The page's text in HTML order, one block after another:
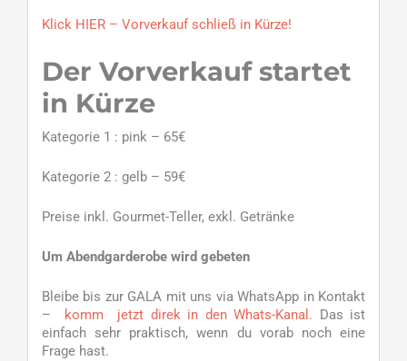
Klick HIER – Vorverkauf schließ in Kürze!
Der Vorverkauf startet
in Kürze
Kategorie 1 : pink – 65€
Kategorie 2 : gelb – 59€
Preise inkl. Gourmet-Teller, exkl. Getränke
Um Abendgarderobe wird gebeten
Bleibe bis zur GALA mit uns via WhatsApp in Kontakt
–
komm jetzt direk in den Whats-Kanal. Das ist
einfach sehr praktisch, wenn du vorab noch eine
Frage hast.